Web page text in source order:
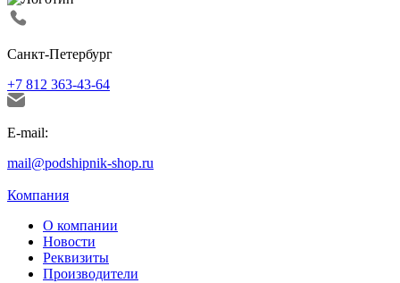
Санкт-Петербург
+7 812 363-43-64
E-mail:
mail@podshipnik-shop.ru
Компания
О компании
Новости
Реквизиты
Производители